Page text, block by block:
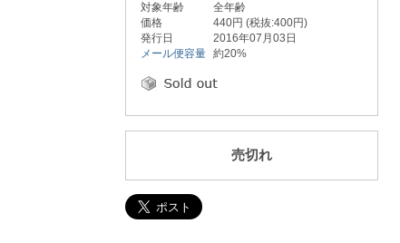
対象年齢
全年齢
価格
440円 (税抜:400円)
発行日
2016年07月03日
メール便容量 約20%
売切れ